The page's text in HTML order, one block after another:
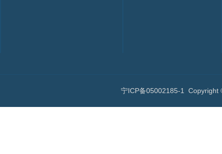
宁ICP备05002185-1 Copyright